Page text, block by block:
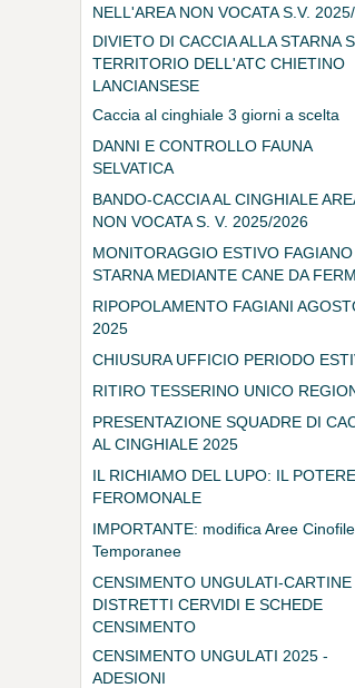
NELL'AREA NON VOCATA S.V.
DIVIETO DI CACCIA ALLA STARNA
TERRITORIO DELL'ATC CHIETINO
LANCIANSESE
Caccia al cinghiale 3 giorni a scelta
DANNI E CONTROLLO FAUNA
SELVATICA
BANDO-CACCIA AL CINGHIALE
NON VOCATA S. V. 2025/2026
MONITORAGGIO ESTIVO
STARNA MEDIANTE CANE DA
RIPOPOLAMENTO FAGIANI
2025
CHIUSURA UFFICIO PERIODO
RITIRO TESSERINO UNICO
PRESENTAZIONE SQUADRE DI
AL CINGHIALE 2025
IL RICHIAMO DEL LUPO: IL POTERE
FEROMONALE
IMPORTANTE: modifica Aree Cinofile
Temporanee
CENSIMENTO UNGULATI-CARTINE
DISTRETTI CERVIDI E SCHEDE
CENSIMENTO
CENSIMENTO UNGULATI 2025 -
ADESIONI